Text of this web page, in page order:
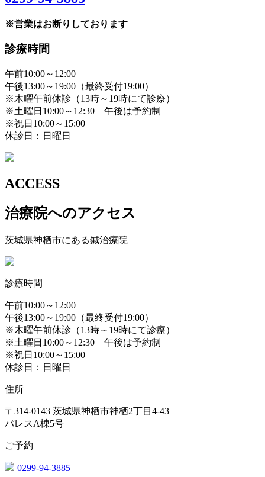
※営業はお断りしております
診療時間
午前10:00～12:00
午後13:00～19:00（最終受付19:00）
※木曜午前休診（13時～19時にて診療）
※土曜日10:00～12:30 午後は予約制
※祝日10:00～15:00
休診日：日曜日
ACCESS
治療院へのアクセス
茨城県神栖市にある鍼治療院
診療時間
午前10:00～12:00
午後13:00～19:00（最終受付19:00）
※木曜午前休診（13時～19時にて診療）
※土曜日10:00～12:30 午後は予約制
※祝日10:00～15:00
休診日：日曜日
住所
〒314-0143 茨城県神栖市神栖2丁目4-43
パレスA棟5号
ご予約
0299-94-3885